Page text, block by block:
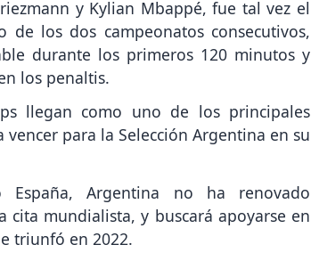
y Kylian Mbappé, fue tal vez el
los dos campeonatos consecutivos,
durante los primeros 120 minutos y
los penaltis.
llegan como uno de los principales
para la Selección Argentina en su
Argentina no ha renovado
cita mundialista, y buscará apoyarse en
triunfó en 2022.